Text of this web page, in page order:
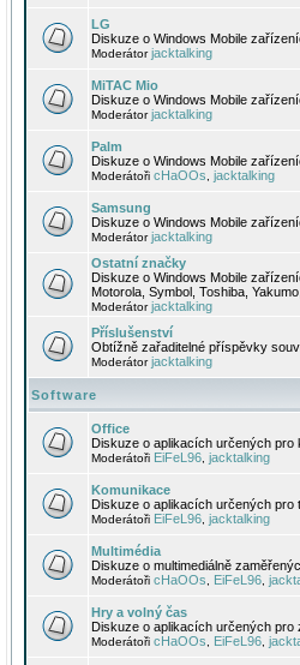
LG
Diskuze o Windows Mobile
Moderátorjacktalking
MiTAC Mio
Diskuze o Windows Mobile
Moderátorjacktalking
Palm
Diskuze o Windows Mobile
Moderátoři cHaOOs jacktalking
Samsung
Diskuze o Windows Mobile
Moderátorjacktalking
Ostatní značky
Diskuze o Windows Mobile
Motorola, Symbol, Toshiba,
Moderátorjacktalking
Příslušenství
Obtížně zařaditelné příspěvky
Moderátorjacktalking
Software
Office
Diskuze o aplikacích určených
Moderátoři EiFeL96 jacktalking
Komunikace
Diskuze o aplikacích určených pro
Moderátoři EiFeL96 jacktalking
Multimédia
Diskuze o multimediálně
Moderátoři cHaOOs EiFeL96
Hry a volný čas
Diskuze o aplikacích určených pro
Moderátoři cHaOOs EiFeL96